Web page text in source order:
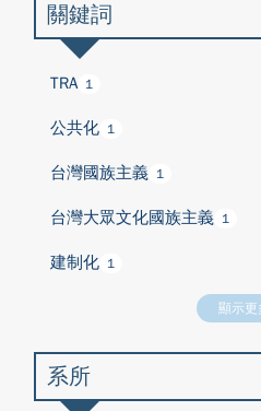
關鍵詞
TRA 1
公共化 1
台灣國族主義 1
台灣大眾文化國族主義 1
建制化 1
顯示更
系所